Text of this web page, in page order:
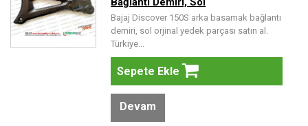
Bajaj Discover 150S arka basamak bağlantı
demiri, sol orjinal yedek parçası satın al.
Türkiye...
Sepete Ekle
Devam